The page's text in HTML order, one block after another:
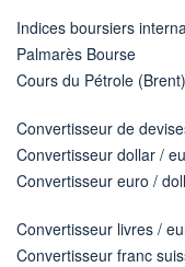
Indices boursiers
Palmarès Bourse
Cours du Pétrole (Brent)
Convertisseur de
Convertisseur dollar /
Convertisseur euro /
Convertisseur livres /
Convertisseur franc